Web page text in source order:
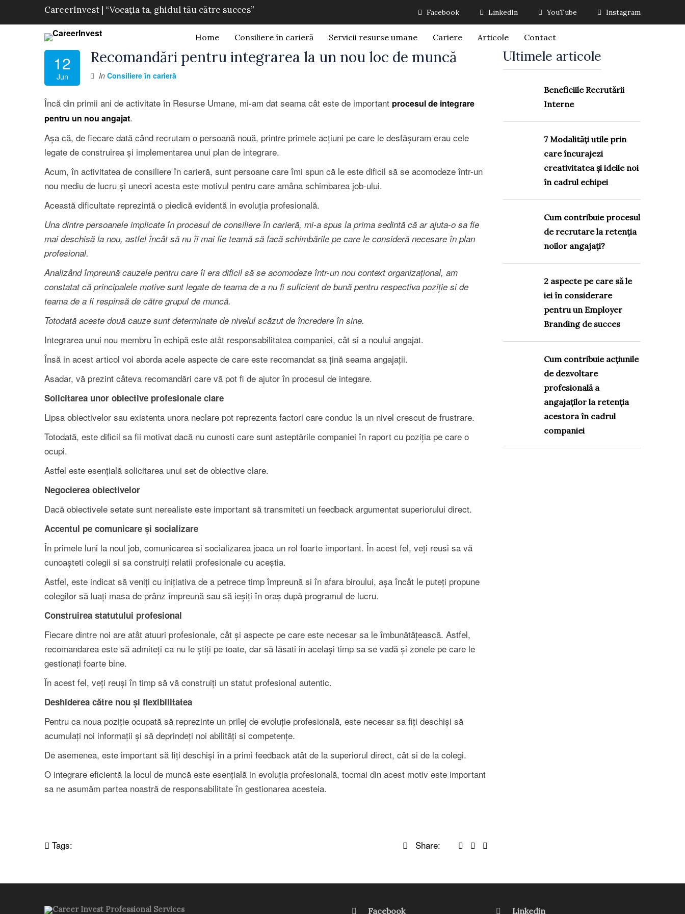
CareerInvest | “Vocația ta, ghidul tău către succes” Facebook LinkedIn YouTube Instagram
Home Consiliere în carieră Servicii resurse umane Cariere Articole Contact
12
Jun
Recomandări pentru integrarea la un nou loc de muncă
In Consiliere în carieră
Încă din primii ani de activitate în Resurse Umane, mi-am dat seama cât este de important procesul de integrare
pentru un nou angajat.
Așa că, de fiecare dată când recrutam o persoană nouă, printre primele acțiuni pe care le desfășuram erau cele
legate de construirea și implementarea unui plan de integrare.
Acum, în activitatea de consiliere în carieră, sunt persoane care îmi spun că le este dificil să se acomodeze într-un
nou mediu de lucru și uneori acesta este motivul pentru care amâna schimbarea job-ului.
Această dificultate reprezintă o piedică evidentă in evoluția profesională.
Una dintre persoanele implicate în procesul de consiliere în carieră, mi-a spus la prima sedintă că ar ajuta-o sa fie
mai deschisă la nou, astfel încât să nu îi mai fie teamă să facă schimbările pe care le consideră necesare în plan
profesional.
Analizând împreună cauzele pentru care îi era dificil să se acomodeze într-un nou context organizațional, am
constatat că principalele motive sunt legate de teama de a nu fi suficient de bună pentru respectiva poziție si de
teama de a fi respinsă de către grupul de muncă.
Totodată aceste două cauze sunt determinate de nivelul scăzut de încredere în sine.
Integrarea unui nou membru în echipă este atât responsabilitatea companiei, cât si a noului angajat.
Însă in acest articol voi aborda acele aspecte de care este recomandat sa țină seama angajații.
Asadar, vă prezint câteva recomandări care vă pot fi de ajutor în procesul de integare.
Solicitarea unor obiective profesionale clare
Lipsa obiectivelor sau existenta unora neclare pot reprezenta factori care conduc la un nivel crescut de frustrare.
Totodată, este dificil sa fii motivat dacă nu cunosti care sunt asteptările companiei în raport cu poziția pe care o
ocupi.
Astfel este esențială solicitarea unui set de obiective clare.
Negocierea obiectivelor
Dacă obiectivele setate sunt nerealiste este important să transmiteti un feedback argumentat superiorului direct.
Accentul pe comunicare și socializare
În primele luni la noul job, comunicarea si socializarea joaca un rol foarte important. În acest fel, veți reusi sa vă
cunoașteti colegii si sa construiți relatii profesionale cu aceștia.
Astfel, este indicat să veniți cu inițiativa de a petrece timp împreună si în afara biroului, așa încât le puteți propune
colegilor să luați masa de prânz împreună sau să ieșiți în oraș după programul de lucru.
Construirea statutului profesional
Fiecare dintre noi are atât atuuri profesionale, cât și aspecte pe care este necesar sa le îmbunătățească. Astfel,
recomandarea este să admiteți ca nu le știți pe toate, dar să lăsati in același timp sa se vadă și zonele pe care le
gestionați foarte bine.
În acest fel, veți reuși în timp să vă construiți un statut profesional autentic.
Deshiderea către nou și flexibilitatea
Pentru ca noua poziție ocupată să reprezinte un prilej de evoluție profesională, este necesar sa fiți deschiși să
acumulați noi informații și să deprindeți noi abilități si competențe.
De asemenea, este important să fiți deschiși în a primi feedback atât de la superiorul direct, cât si de la colegi.
O integrare eficientă la locul de muncă este esențială in evoluția profesională, tocmai din acest motiv este important
sa ne asumăm partea noastră de responsabilitate în gestionarea acesteia.
Tags: Share:
Ultimele articole
Beneficiile Recrutării
Interne
7 Modalități utile prin
care încurajezi
creativitatea și ideile noi
în cadrul echipei
Cum contribuie procesul
de recrutare la retenția
noilor angajați?
2 aspecte pe care să le
iei în considerare
pentru un Employer
Branding de succes
Cum contribuie acțiunile
de dezvoltare
profesională a
angajaților la retenția
acestora în cadrul
companiei
Career Invest Professional Services Facebook Linkedin